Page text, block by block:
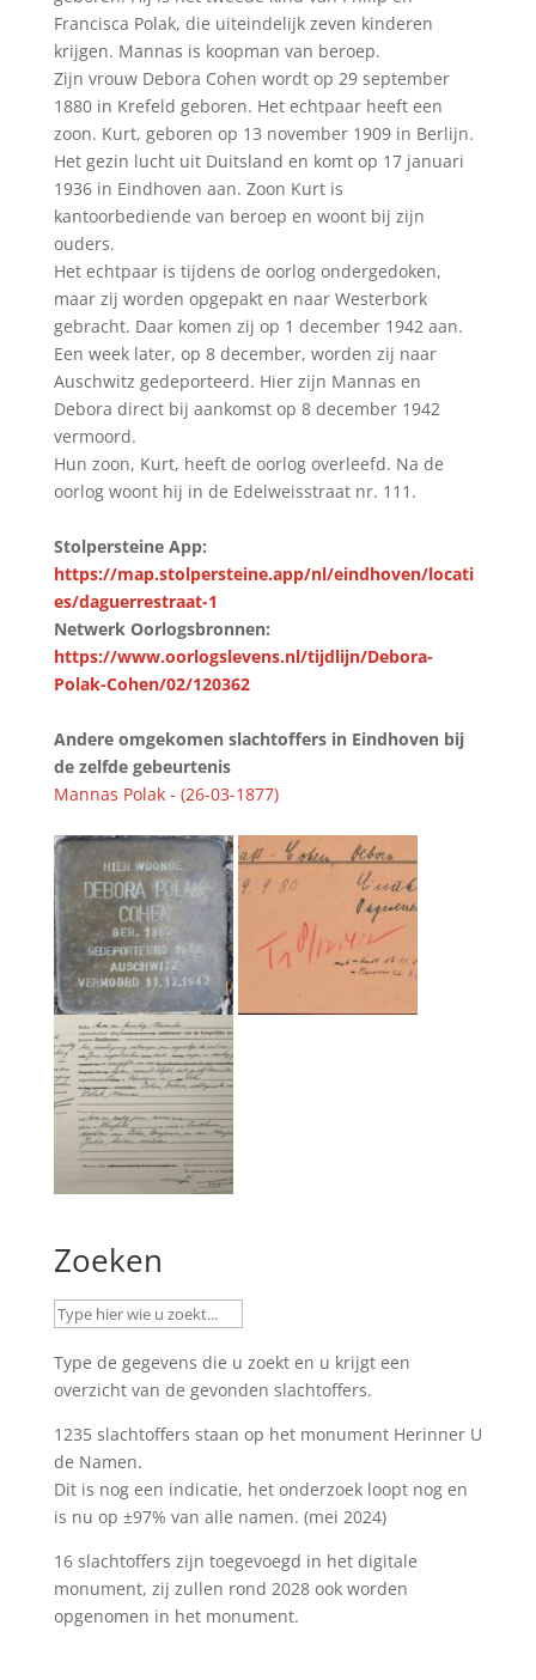
Francisca Polak, die uiteindelijk zeven kinderen
krijgen. Mannas is koopman van beroep.
Zijn vrouw Debora Cohen wordt op 29 september
1880 in Krefeld geboren. Het echtpaar heeft een
zoon. Kurt, geboren op 13 november 1909 in Berlijn.
Het gezin lucht uit Duitsland en komt op 17 januari
1936 in Eindhoven aan. Zoon Kurt is
kantoorbediende van beroep en woont bij zijn
ouders.
Het echtpaar is tijdens de oorlog ondergedoken,
maar zij worden opgepakt en naar Westerbork
gebracht. Daar komen zij op 1 december 1942 aan.
Een week later, op 8 december, worden zij naar
Auschwitz gedeporteerd. Hier zijn Mannas en
Debora direct bij aankomst op 8 december 1942
vermoord.
Hun zoon, Kurt, heeft de oorlog overleefd. Na de
oorlog woont hij in de Edelweisstraat nr. 111.
Stolpersteine App:
https://map.stolpersteine.app/nl/eindhoven/locati
es/daguerrestraat-1
Netwerk Oorlogsbronnen:
https://www.oorlogslevens.nl/tijdlijn/Debora-
Polak-Cohen/02/120362
Andere omgekomen slachtoffers in Eindhoven bij
de zelfde gebeurtenis
Mannas Polak - (26-03-1877)
Zoeken
Type de gegevens die u zoekt en u krijgt een
overzicht van de gevonden slachtoffers.
1235 slachtoffers staan op het monument Herinner U
de Namen.
Dit is nog een indicatie, het onderzoek loopt nog en
is nu op ±97% van alle namen. (mei 2024)
16 slachtoffers zijn toegevoegd in het digitale
monument, zij zullen rond 2028 ook worden
opgenomen in het monument.